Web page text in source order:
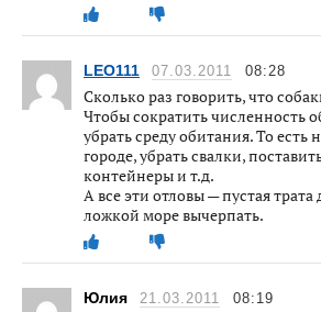
LEO111 07.03.2011 08:28
Сколько раз говорить, что
Чтобы сократить численность
убрать среду обитания. То есть
городе, убрать свалки,
контейнеры и т.д.
А все эти отловы — пустая
ложкой море вычерпать.
Юлия 21.03.2011 08:19